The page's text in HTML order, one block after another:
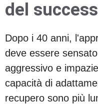
del
Dopo i 40 anni,
deve essere
aggressivo e
capacità di
recupero sono più